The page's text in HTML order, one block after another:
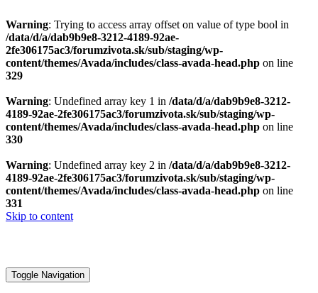
Warning: Trying to access array offset on value of type bool in
/data/d/a/dab9b9e8-3212-4189-92ae-
2fe306175ac3/forumzivota.sk/sub/staging/wp-
content/themes/Avada/includes/class-avada-head.php on line
329
Warning: Undefined array key 1 in /data/d/a/dab9b9e8-3212-
4189-92ae-2fe306175ac3/forumzivota.sk/sub/staging/wp-
content/themes/Avada/includes/class-avada-head.php on line
330
Warning: Undefined array key 2 in /data/d/a/dab9b9e8-3212-
4189-92ae-2fe306175ac3/forumzivota.sk/sub/staging/wp-
content/themes/Avada/includes/class-avada-head.php on line
331
Skip to content
Toggle Navigation